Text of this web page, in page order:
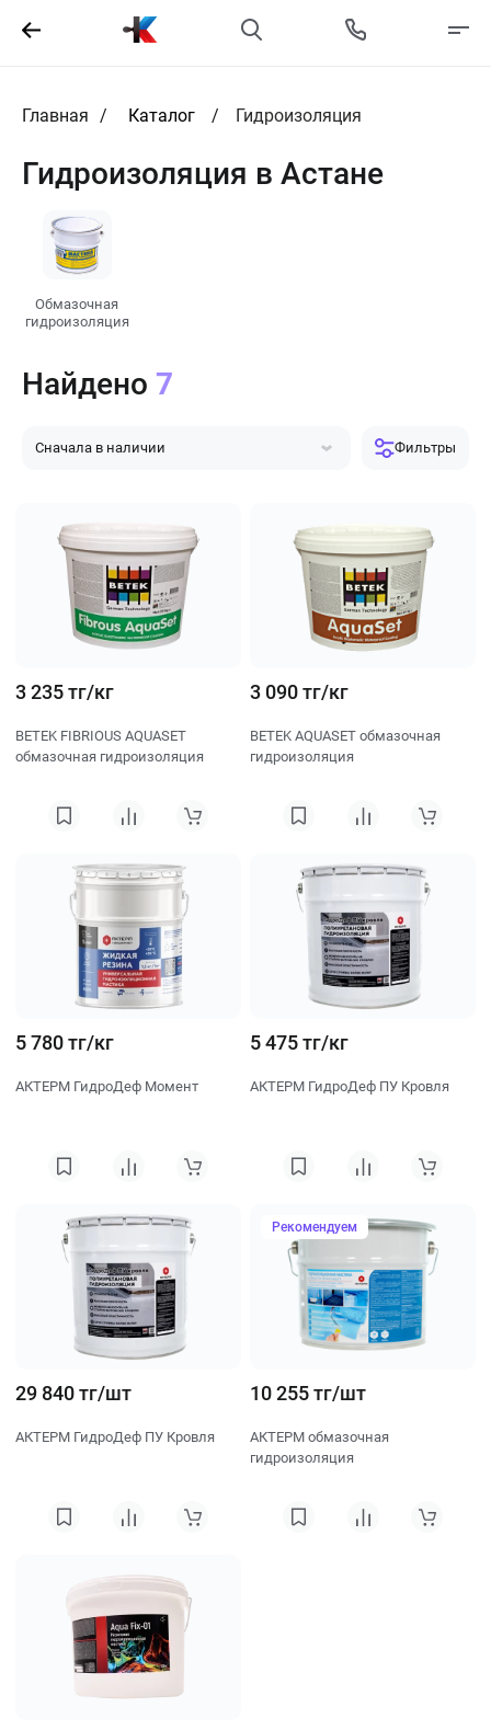
Главная Каталог Гидроизоляция
Гидроизоляция в Астане
Обмазочная
гидроизоляция
Сначала в наличии
Фильтры
Найдено 7
3 235 тг/кг
BETEK FIBRIOUS AQUASET
обмазочная гидроизоляция
3 090 тг/кг
BETEK AQUASET обмазочная
гидроизоляция
5 780 тг/кг
АКТЕРМ ГидроДеф Момент
5 475 тг/кг
АКТЕРМ ГидроДеф ПУ Кровля
29 840 тг/шт
АКТЕРМ ГидроДеф ПУ Кровля
Рекомендуем
10 255 тг/шт
АКТЕРМ обмазочная
гидроизоляция